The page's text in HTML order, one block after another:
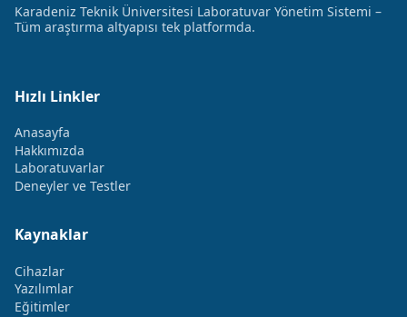
Karadeniz Teknik Üniversitesi Laboratuvar Yönetim Sistemi –
Tüm araştırma altyapısı tek platformda.
Hızlı Linkler
Anasayfa
Hakkımızda
Laboratuvarlar
Deneyler ve Testler
Kaynaklar
Cihazlar
Yazılımlar
Eğitimler